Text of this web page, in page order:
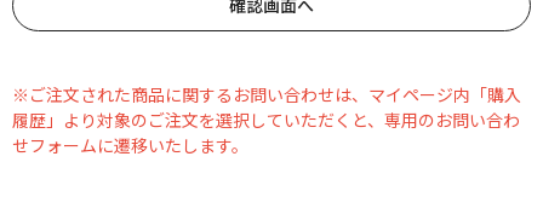
※ご注文された商品に関するお問い合わせは、マイページ内「購入
履歴」より対象のご注文を選択していただくと、専用のお問い合わ
せフォームに遷移いたします。